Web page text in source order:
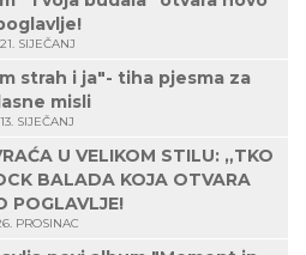
21. SIJEČANJ
strah i ja"- tiha pjesma za
misli
13. SIJEČANJ
U VELIKOM STILU: „TKO
BALADA KOJA OTVARA
POGLAVLJE!
PROSINAC